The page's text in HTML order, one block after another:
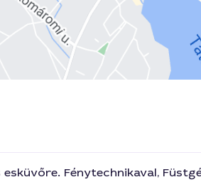
Fénytechnikaval,